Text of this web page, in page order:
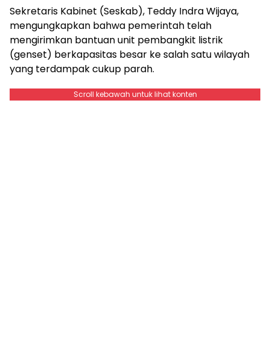
Sekretaris Kabinet (Seskab), Teddy Indra Wijaya,
mengungkapkan bahwa pemerintah telah
mengirimkan bantuan unit pembangkit listrik
(genset) berkapasitas besar ke salah satu wilayah
yang terdampak cukup parah.
Scroll kebawah untuk lihat konten